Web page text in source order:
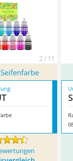
Eigenschaften.
2 / 11